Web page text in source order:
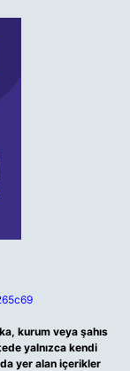
kurum veya şahıs
yalnızca kendi
yer alan içerikler